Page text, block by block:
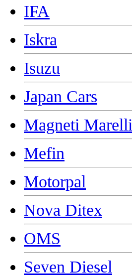
IFA
Iskra
Isuzu
Japan Cars
Magneti Marelli
Mefin
Motorpal
Nova Ditex
OMS
Seven Diesel